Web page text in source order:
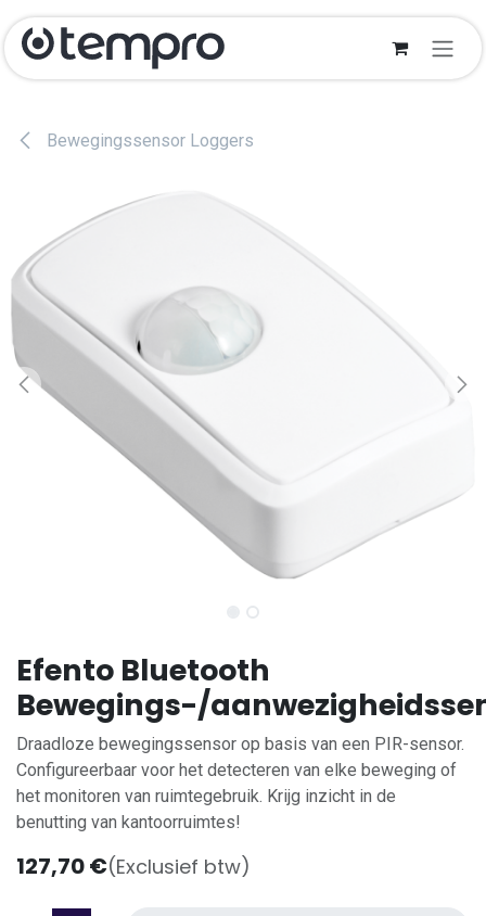
Overslaan naar inhoud
Bewegingssensor Loggers
Efento Bluetooth
Bewegings-/
Draadloze bewegingssensor op basis van een PIR-sensor.
Configureerbaar voor het detecteren van elke beweging of
het monitoren van ruimtegebruik. Krijg inzicht in de
benutting van kantoorruimtes!
127,70€(Exclusief btw)